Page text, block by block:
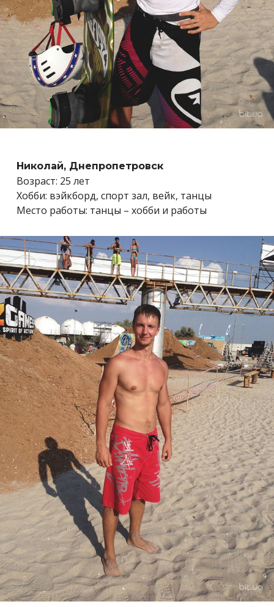
Николай, Днепропетровск
Возраст: 25 лет
Хобби: вэйкборд, спорт зал, вейк, танцы
Место работы: танцы – хобби и работы